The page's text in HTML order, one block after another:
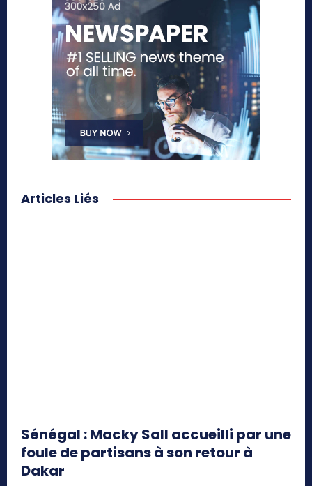
Articles Liés
Sénégal : Macky Sall accueilli par une
foule de partisans à son retour à
Dakar